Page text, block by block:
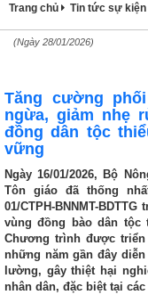
Trang chủ
Tin tức sự kiện
(Ngày 28/01/2026)
Tăng cường
ngừa, giảm nhẹ
đồng dân tộc
vững
Ngày 16/01/2026, Bộ
Tôn giáo đã thống
01/CTPH-BNNMT-
vùng đồng bào dân tộc
Chương trình được
những năm gần đây
lường, gây thiệt hại
nhân dân, đặc biệt tại